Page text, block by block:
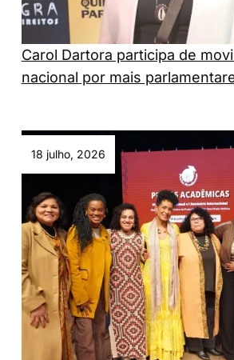
Carol Dartora participa de
nacional por mais
18 julho, 2026